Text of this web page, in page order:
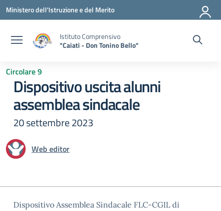
Vai ai contenuti
Vai al menu di navigazione
Vai al footer
Ministero dell'Istruzione e del Merito
Istituto Comprensivo
"Caiati - Don Tonino Bello"
Circolare 9
Dispositivo uscita alunni
assemblea sindacale
20 settembre 2023
Web editor
Dispositivo Assemblea Sindacale FLC-CGIL di